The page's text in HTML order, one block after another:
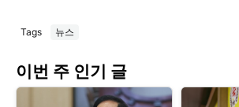
Tags 뉴스
이번 주 인기 글